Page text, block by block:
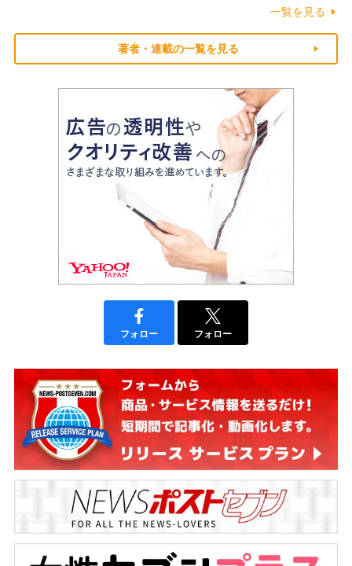
一覧を見る
著者・連載の一覧を見る
フォロー フォロー